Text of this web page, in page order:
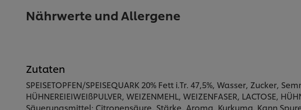
Nährwerte und Allergene
Zutaten
SPEISETOPFEN/SPEISEQUARK 20% Fett i.Tr. 47,5%, Wasser, Zucker,
HÜHNEREIEIWEIßPULVER, WEIZENMEHL, WEIZENFASER, LACTOSE,
Säuerungsmittel: Citronensäure, Stärke, Aroma, Kurkuma. Kann